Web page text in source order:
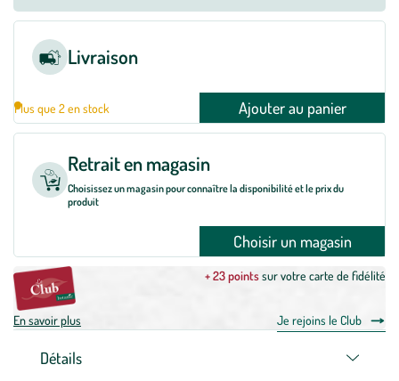
Livraison
Plus que 2 en stock Ajouter au panier
Retrait en magasin
Choisissez un magasin pour connaître la disponibilité et le prix du
produit
Choisir un magasin
+ 23 pointssur votre carte de fidélité
En savoir plus Je rejoins le Club
Détails